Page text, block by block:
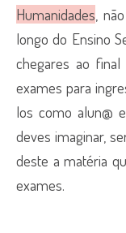
Humanidades ,
longo do Ensino
chegares ao
exames para
los como alun@
deves imaginar,
deste a matéria
exames.